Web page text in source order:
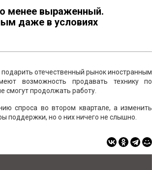
менее выраженный.
даже в условиях
отечественный рынок иностранным
возможность продавать технику по
смогут продолжать работу.
спроса во втором квартале, а изменить
поддержки, но о них ничего не слышно.